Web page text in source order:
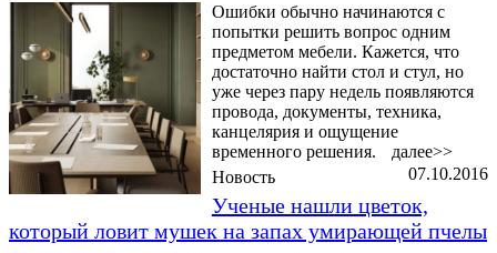
Ошибки обычно начинаются с
попытки решить вопрос одним
предметом мебели. Кажется, что
достаточно найти стол и стул, но
уже через пару недель появляются
провода, документы, техника,
канцелярия и ощущение
временного решения.
далее>>
07.10.2016
Новость
Ученые нашли цветок,
который ловит мушек на запах умирающей пчелы